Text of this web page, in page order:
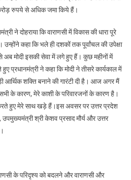
रुपये से अधिक जमा किये हैं।
ने दोहराया कि वाराणसी में विकास की धारा पूरे
उन्होंने कहा कि भले ही दशकों तक पूर्वांचल की उपेक्षा
अब मोदी इसकी सेवा में लगे हुए हैं। कुछ महीनों में
प्रधानमंत्री ने कहा कि मोदी ने तीसरे कार्यकाल में
आर्थिक शक्ति बनाने की गारंटी दी है। आज अगर मैं
के कारण, मेरे काशी के परिवारजनों के कारण है।
हुए मेरे साथ खड़े हैं।इस अवसर पर उत्तर प्रदेश
श्री केशव प्रसाद मौर्य और उत्तर
के परिदृश्य को बदलने और वाराणसी और